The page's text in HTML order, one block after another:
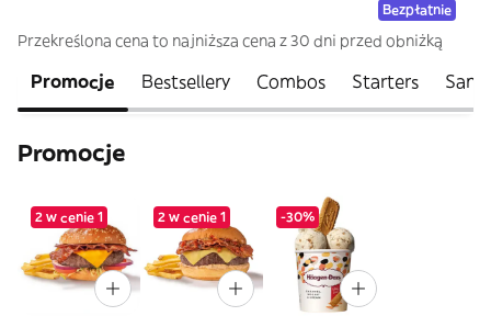
Bezpłatnie
Przekreślona cena to najniższa cena z 30 dni przed obniżką
Promocje Bestsellery Combos Starters
Promocje
2 w cenie 1 2 w cenie 1 -30%